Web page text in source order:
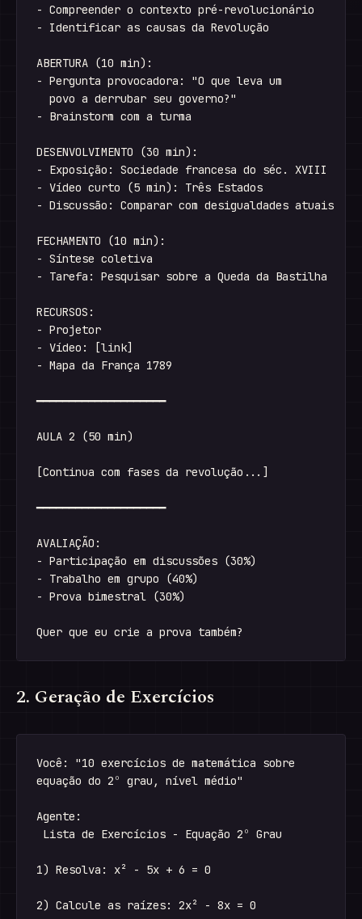
- Compreender o contexto pré-revolucionário
- Identificar as causas da Revolução
ABERTURA (10 min):
- Pergunta provocadora: "O que leva um
  povo a derrubar seu governo?"
- Brainstorm com a turma
DESENVOLVIMENTO (30 min):
- Exposição: Sociedade francesa do séc. XVIII
- Vídeo curto (5 min): Três Estados
- Discussão: Comparar com desigualdades atuais
FECHAMENTO (10 min):
- Síntese coletiva
- Tarefa: Pesquisar sobre a Queda da Bastilha
RECURSOS:
- Projetor
- Vídeo: [link]
- Mapa da França 1789
━━━━━━━━━━━━━━━━━━━━
AULA 2 (50 min)
[Continua com fases da revolução...]
━━━━━━━━━━━━━━━━━━━━
AVALIAÇÃO:
- Participação em discussões (30%)
- Trabalho em grupo (40%)
- Prova bimestral (30%)
2. Geração de Exercícios
Você: "10 exercícios de matemática sobre
equação do 2º grau, nível médio"
Agente:
Lista de Exercícios - Equação 2º Grau
1) Resolva: x² - 5x + 6 = 0
2) Calcule as raízes: 2x² - 8x = 0